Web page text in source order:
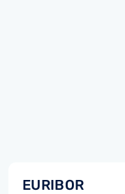
EURIBOR